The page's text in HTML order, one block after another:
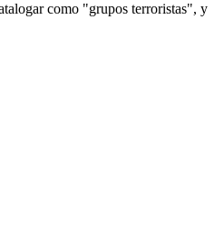
como "grupos terroristas", y